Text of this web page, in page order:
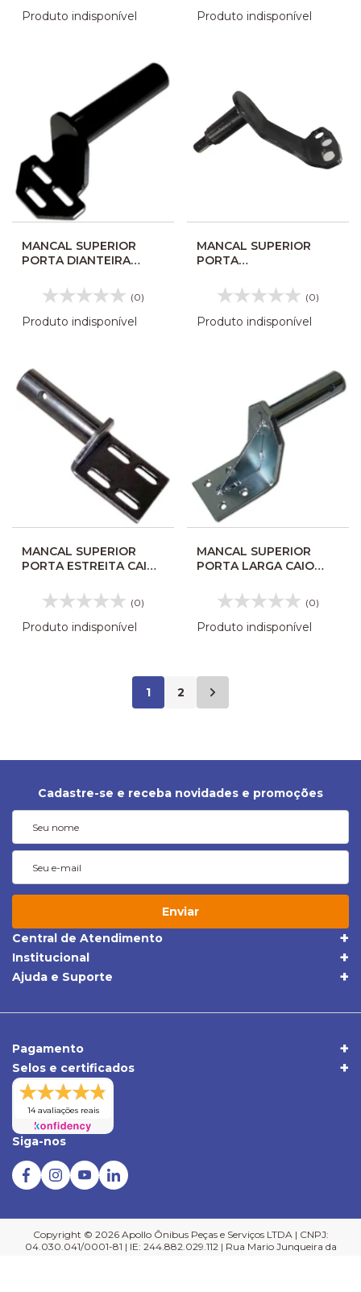
Produto indisponível Produto indisponível
MANCAL SUPERIOR
PORTA DIANTEIRA
(0)
Produto indisponível
MANCAL SUPERIOR
PORTA
COMIL SVELTO 627386
(0)
Produto indisponível
MANCAL SUPERIOR
PORTA ESTREITA CAIO
(0)
Produto indisponível
MANCAL SUPERIOR
PORTA LARGA CAIO
106251
(0)
Produto indisponível
1 2
Cadastre-se e receba novidades e promoções
Enviar
Central de Atendimento
(19) 3395-1668
(19) 98409-5604
Atendimento de Seg. a Sex. das 8h às 18h
Institucional
Quem Somos
Qualidade
Ajuda e Suporte
Entrega
Central de Atendimento
Duvidas Frequentes
Pagamento
Selos e certificados
Verificada por
14 avaliações reais
Siga-nos
Copyright © 2026 Apollo Ônibus Peças e Serviços LTDA | CNPJ:
04.030.041/0001-81 | IE: 244.882.029.112 | Rua Mario Junqueira da